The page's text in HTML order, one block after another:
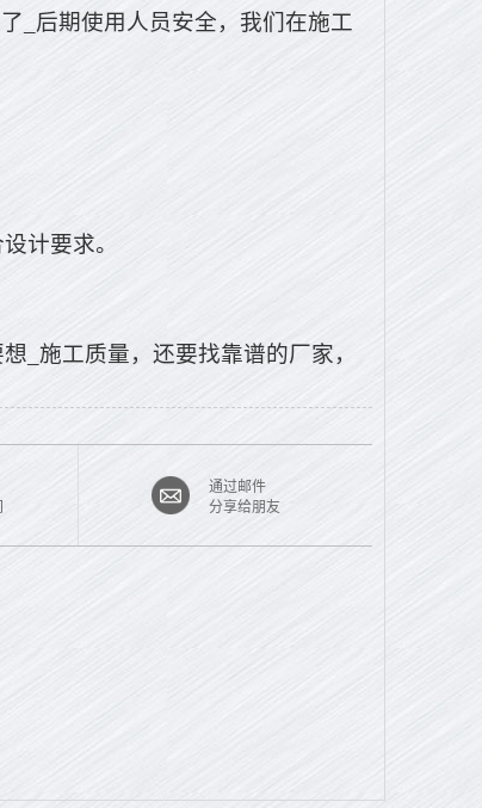
_后期使用人员安全，我们在施工
计要求。
_施工质量，还要找靠谱的厂家，
通过邮件
分享给朋友